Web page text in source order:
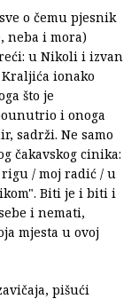
o čemu pjesnik
neba i mora)
u Nikoli i izvan
ionako
što je
i onoga
sadrži. Ne samo
čakavskog cinika:
/ moj radić / u
Biti je i biti i
i nemati,
mjesta u ovoj
pišući